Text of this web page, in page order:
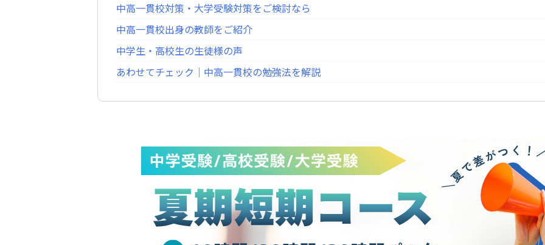
中高一貫校対策・大学受験対策をご検討なら
中高一貫校出身の教師をご紹介
中学生・高校生の生徒様の声
あわせてチェック｜中高一貫校の勉強法を解説